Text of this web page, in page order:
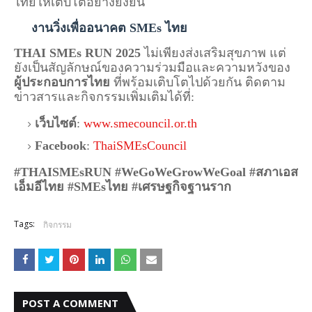
งานวิ่งเพื่ออนาคต SMEs ไทย
THAI SMEs RUN 2025 ไม่เพียงส่งเสริมสุขภาพ แต่
ผู้ประกอบการไทย ที่พร้อมเติบโตไปด้วยกัน ติดตาม
ข่าวสารและกิจกรรมเพิ่มเติมได้ที่:
เว็บไซต์: www.smecouncil.or.th
Facebook: ThaiSMEsCouncil
#THAISMEsRUN #WeGoWeGrowWeGoal #สภาเอส
เอ็มอีไทย #SMEsไทย #เศรษฐกิจฐานราก
Tags: กิจกรรม
POST A COMMENT